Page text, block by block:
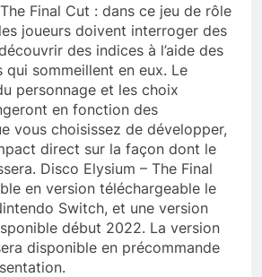
Final Cut : dans ce jeu de rôle
joueurs doivent interroger des
des indices à l’aide des
qui sommeillent en eux. Le
personnage et les choix
en fonction des
vous choisissez de développer,
direct sur la façon dont le
Disco Elysium – The Final
en version téléchargeable le
Switch, et une version
début 2022. La version
disponible en précommande